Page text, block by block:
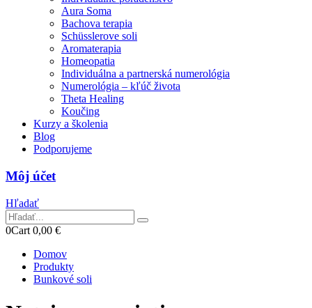
Aura Soma
Bachova terapia
Schüsslerove soli
Aromaterapia
Homeopatia
Individuálna a partnerská numerológia
Numerológia – kľúč života
Theta Healing
Koučing
Kurzy a školenia
Blog
Podporujeme
Môj účet
Hľadať
0Cart 0,00 €
Domov
Produkty
Bunkové soli